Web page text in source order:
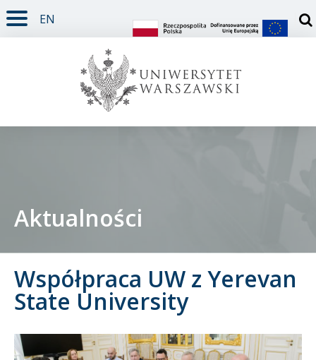
TREŚĆ STRONY
MENU GŁÓWNE
WYSZUKIWARKA
SOCIAL MEDIA
STOPKA STRONY
EN
Doktorant
Pracownik
Kandydat
Aktualności
Współpraca UW z Yerevan
State University